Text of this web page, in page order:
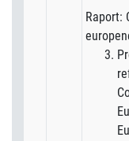
Raport: